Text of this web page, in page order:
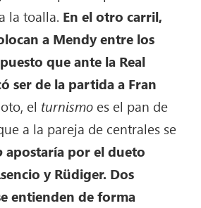
la toalla. En el otro carril,
a Mendy entre los
que ante la Real
ser de la partida a Fran
el turnismo es el pan de
a la pareja de centrales se
apostaría por el dueto
y Rüdiger. Dos
entienden de forma